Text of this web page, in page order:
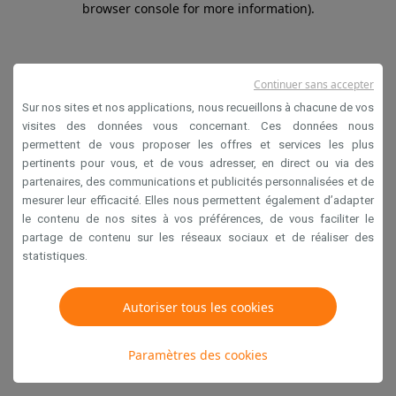
browser console for more information).
Sur nos sites et nos applications, nous recueillons à chacune de vos
visites des données vous concernant. Ces données nous
permettent de vous proposer les offres et services les plus
pertinents pour vous, et de vous adresser, en direct ou via des
partenaires, des communications et publicités personnalisées et de
mesurer leur efficacité. Elles nous permettent également d’adapter
le contenu de nos sites à vos préférences, de vous faciliter le
partage de contenu sur les réseaux sociaux et de réaliser des
statistiques.
Autoriser tous les cookies
Paramètres des cookies
Continuer sans accepter